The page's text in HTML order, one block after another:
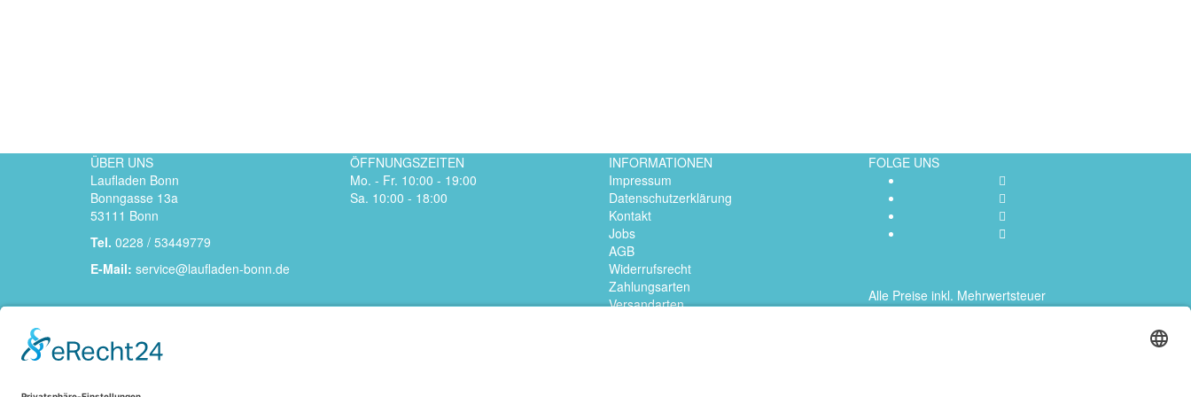
ÜBER UNS
Laufladen Bonn
Bonngasse 13a
53111 Bonn
Tel. 0228 / 53449779
E-Mail: service@laufladen-bonn.de
ÖFFNUNGSZEITEN
Mo. - Fr. 10:00 - 19:00
Sa. 10:00 - 18:00
INFORMATIONEN
Impressum
Datenschutzerklärung
Kontakt
Jobs
AGB
Widerrufsrecht
Zahlungsarten
Versandarten
FOLGE UNS
Alle Preise inkl. Mehrwertsteuer